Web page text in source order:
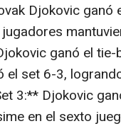
Djokovic ganó
ganó el
el set 6-3,
3:** Djokovic
en el sexto